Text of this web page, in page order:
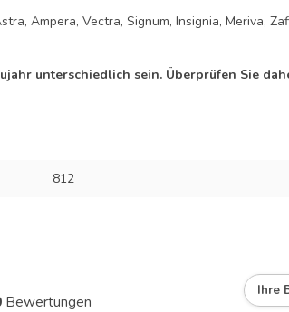
Ampera, Vectra, Signum, Insignia, Meriva,
unterschiedlich sein. Überprüfen Sie
812
Bewertungen
Ihre